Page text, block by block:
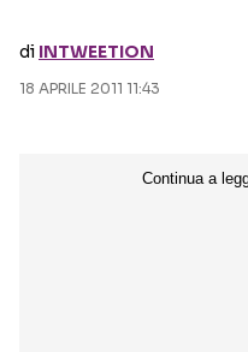
di INTWEETION
18 APRILE 2011 11:43